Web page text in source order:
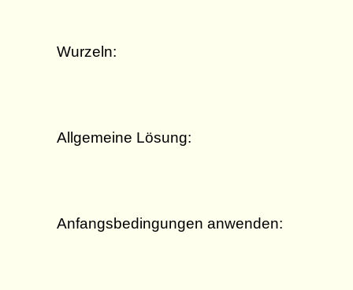
Wurzeln:
Allgemeine Lösung:
Anfangsbedingungen anwenden: